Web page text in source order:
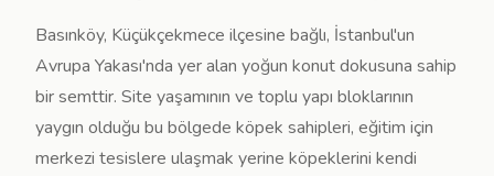
Spor & Yarışma
Basınköy, Küçükçekmece ilçesine bağlı, İstanbul'un
Avrupa Yakası'nda yer alan yoğun konut dokusuna sahip
bir semttir. Site yaşamının ve toplu yapı bloklarının
yaygın olduğu bu bölgede köpek sahipleri, eğitim için
merkezi tesislere ulaşmak yerine köpeklerini kendi